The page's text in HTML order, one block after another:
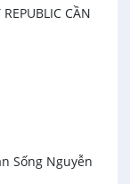
CẦN
Sống Nguyễn